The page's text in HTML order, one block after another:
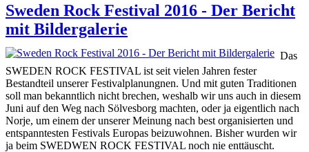
Sweden Rock Festival 2016 - Der Bericht
mit Bildergalerie
Das
SWEDEN ROCK FESTIVAL ist seit vielen Jahren fester
Bestandteil unserer Festivalplanungnen. Und mit guten Traditionen
soll man bekanntlich nicht brechen, weshalb wir uns auch in diesem
Juni auf den Weg nach Sölvesborg machten, oder ja eigentlich nach
Norje, um einem der unserer Meinung nach best organisierten und
entspanntesten Festivals Europas beizuwohnen. Bisher wurden wir
ja beim SWEDWEN ROCK FESTIVAL noch nie enttäuscht.